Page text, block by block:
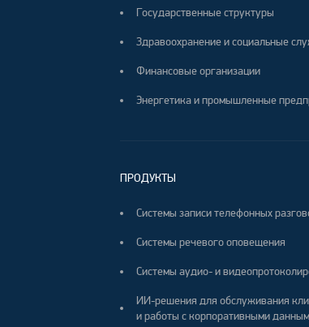
Государственные структуры
Здравоохранение и социальные
Финансовые организации
Энергетика и промышленные
ПРОДУКТЫ
Системы записи телефонных
Системы речевого оповещения
Системы аудио- и
ИИ-решения для обслуживания
и работы с корпоративными